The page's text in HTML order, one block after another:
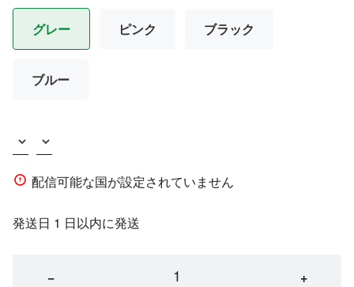
グレー ピンク ブラック
ブルー
配信可能な国が設定されていません
発送日 1 日以内に発送
− +